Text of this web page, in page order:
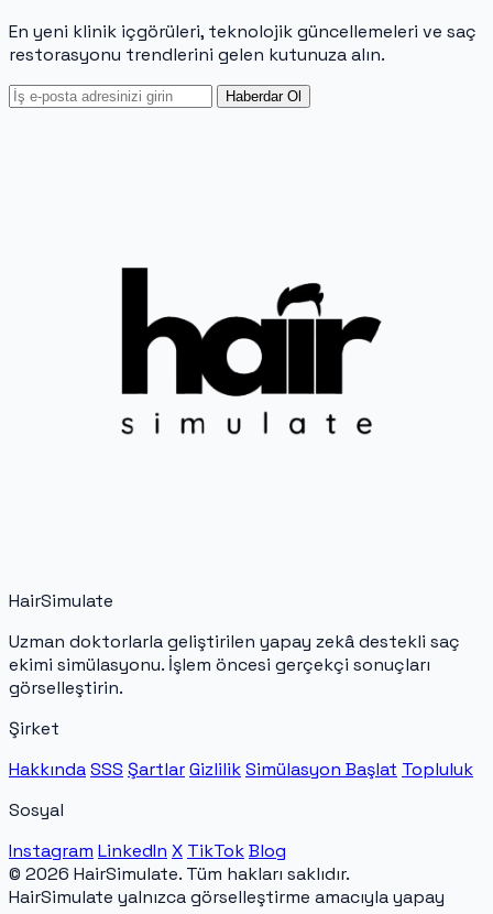
En yeni klinik içgörüleri, teknolojik güncellemeleri ve saç
restorasyonu trendlerini gelen kutunuza alın.
Haberdar Ol
HairSimulate
Uzman doktorlarla geliştirilen yapay zekâ destekli saç
ekimi simülasyonu. İşlem öncesi gerçekçi sonuçları
görselleştirin.
Şirket
HakkındaSSS ŞartlarGizlilikSimülasyon Başlat Topluluk
Sosyal
Instagram LinkedIn X TikTokBlog
© 2026 HairSimulate. Tüm hakları saklıdır.
HairSimulate yalnızca görselleştirme amacıyla yapay